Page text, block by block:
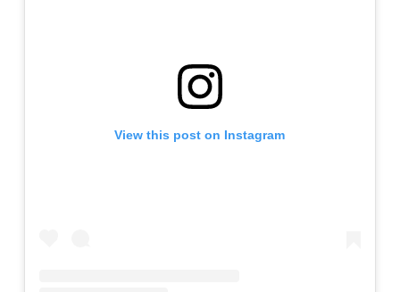
View this post on Instagram